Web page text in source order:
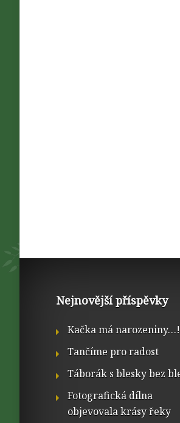
Nejnovější příspěvky
Kačka má narozeniny…!
Tančíme pro radost
Táborák s blesky bez
Fotografická dílna
objevovala krásy řeky